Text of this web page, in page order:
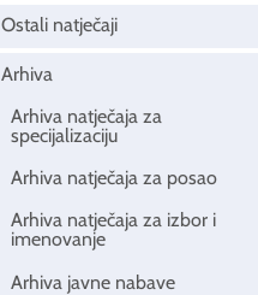
Ostali natječaji
Arhiva
Arhiva natječaja za
specijalizaciju
Arhiva natječaja za posao
Arhiva natječaja za izbor i
imenovanje
Arhiva javne nabave